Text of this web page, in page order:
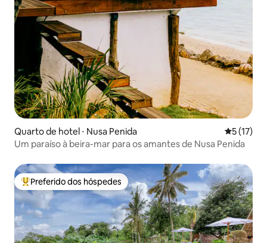
Quarto de hotel ⋅ Nusa Penida 5 de uma
5 (17)
Um paraíso à beira-mar para os amantes de Nusa Penida
Entre os melhores preferidos dos hóspedes
Preferido dos hóspedes